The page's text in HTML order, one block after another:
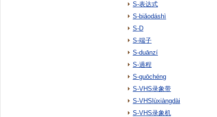
S-表达式
S-biǎodáshì
S-D
S-端子
S-duānzí
S-過程
S-guōchéng
S-VHS录象带
S-VHSlùxiàngdài
S-VHS录象机